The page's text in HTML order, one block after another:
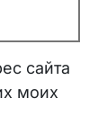
сайта
моих